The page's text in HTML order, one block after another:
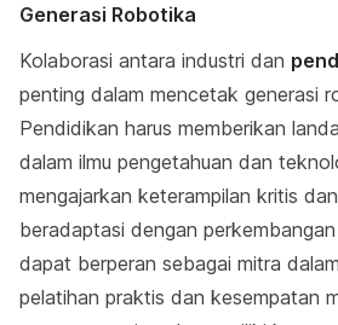
Generasi Robotika
Kolaborasi antara industri dan
penting dalam mencetak generasi
Pendidikan harus memberikan
dalam ilmu pengetahuan dan
mengajarkan keterampilan kritis
beradaptasi dengan
dapat berperan sebagai mitra
pelatihan praktis dan kesempatan